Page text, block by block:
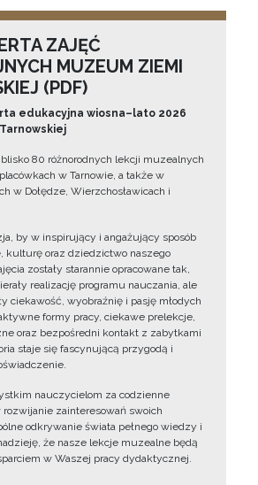
ZAJĘĆ
MUZEUM ZIEMI
(PDF)
edukacyjna wiosna–lato 2026
80 różnorodnych lekcji muzealnych
w Tarnowie, a także w
w Dołędze, Wierzchosławicach i
by w inspirujący i angażujący sposób
kulturę oraz dziedzictwo naszego
zostały starannie opracowane tak,
realizację programu nauczania, ale
ciekawość, wyobraźnię i pasję młodych
formy pracy, ciekawe prelekcje,
oraz bezpośredni kontakt z zabytkami
staje się fascynującą przygodą i
nauczycielom za codzienne
rozwijanie zainteresowań swoich
odkrywanie świata pełnego wiedzy i
że nasze lekcje muzealne będą
w Waszej pracy dydaktycznej.